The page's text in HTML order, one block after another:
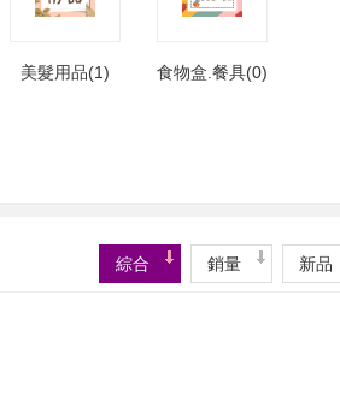
美髮用品(1) 食物盒.餐具(0)
新品
銷量
綜合